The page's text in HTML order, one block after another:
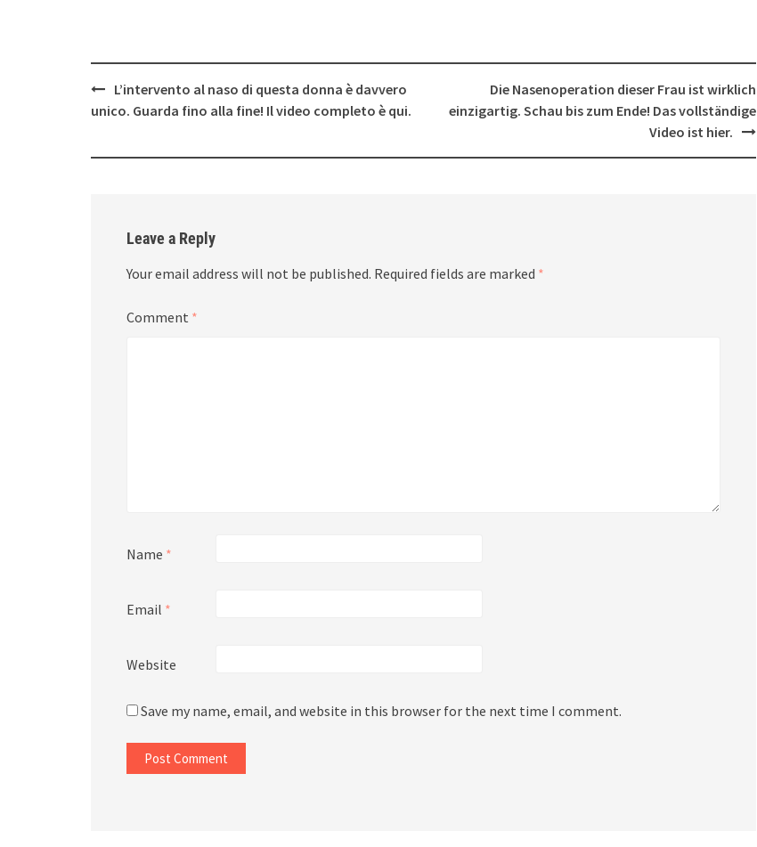
Post
navigation
L’intervento al naso di questa donna è davvero
unico. Guarda fino alla fine! Il video completo è qui.
Die Nasenoperation dieser Frau ist wirklich
einzigartig. Schau bis zum Ende! Das vollständige
Video ist hier.
Leave a Reply
Your email address will not be published. Required fields are marked *
Comment *
Name *
Email *
Website
Save my name, email, and website in this browser for the next time I comment.